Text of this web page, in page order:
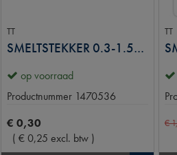
TT
SMELTSTEKKER 0.3-1.5MM2
op voorraad
Productnummer 1470536
€ 0,30
( €0,25 excl. btw )
TT
€1